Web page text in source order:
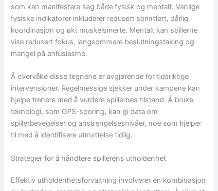
som kan manifestere seg både fysisk og mentalt. Vanlige
fysiske indikatorer inkluderer redusert sprintfart, dårlig
koordinasjon og økt muskelsmerte. Mentalt kan spillerne
vise redusert fokus, langsommere beslutningstaking og
mangel på entusiasme.
Å overvåke disse tegnene er avgjørende for tidsriktige
intervensjoner. Regelmessige sjekker under kampene kan
hjelpe trenere med å vurdere spillernes tilstand. Å bruke
teknologi, som GPS-sporing, kan gi data om
spillerbevegelser og anstrengelsesnivåer, noe som hjelper
til med å identifisere utmattelse tidlig.
Strategier for å håndtere spillerens utholdenhet
Effektiv utholdenhetsforvaltning involverer en kombinasjon